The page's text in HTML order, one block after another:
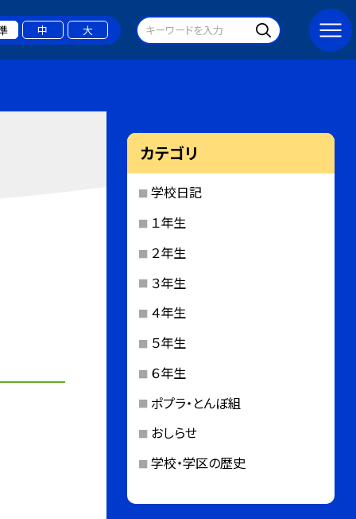
中 大
カテゴリ
学校日記
１年生
２年生
３年生
４年生
５年生
６年生
ポプラ・とんぼ組
おしらせ
学校・学区の歴史